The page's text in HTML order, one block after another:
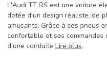
L'Audi TT RS est une voiture
dotée d'un design réaliste, de
amusants. Grâce à ses pneus
confortable et ses
d'une conduite Lire plus.